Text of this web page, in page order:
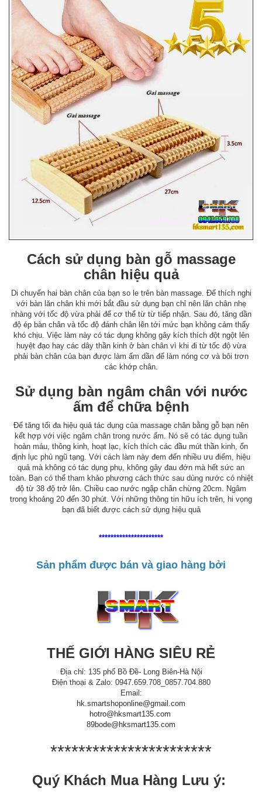
Cách sử dụng bàn gỗ massage
chân hiệu quả
Di chuyển hai bàn chân của bạn so le trên bàn massage. Để thích nghi
với bàn lăn chân khi mới bắt đầu sử dụng bạn chỉ nên lăn chân nhẹ
nhàng với tốc độ vừa phải để cơ thể từ từ tiếp nhận. Sau đó, tăng dần
độ ép bàn chân và tốc độ đánh chân lên tới mức bạn không cảm thấy
khó chịu. Việc làm này có tác dụng không gây kích thích đột ngột lên
huyệt đạo hay các dây thần kinh ở bàn chân vì khi đi từ tốc độ vừa
phải bàn chân của bạn được làm ấm dần để làm nóng cơ và bôi trơn
các khớp chân.
Sử dụng bàn ngâm chân với nước
ấm để chữa bệnh
Để tăng tối đa hiệu quả tác dụng của massage chân bằng gỗ bạn nên
kết hợp với việc ngâm chân trong nước ấm. Nó sẽ có tác dụng tuần
hoàn máu, thông kinh, hoạt lạc, kích thích các đầu mút thần kinh, ổn
định lục phủ ngũ tạng. Với cách làm này đem đến nhiều ưu điểm, hiệu
quả mà không có tác dụng phụ, không gây đau đớn mà hết sức an
toàn. Bạn có thể tham khảo phương cách thức sau dùng nước có nhiệt
độ từ 38 độ trở lên. Chiều cao nước ngập chân chừng 20cm. Ngâm
trong khoảng 20 đến 30 phút. Với những thông tin hữu ích trên, hi vọng
bạn đã biết được cách sử dụng hiệu quả
**********************
Sản phẩm được bán và giao hàng bởi
THẾ GIỚI HÀNG SIÊU RẺ
Địa chỉ: 135 phố Bồ Đề- Long Biên-Hà Nội
Điện thoại & Zalo: 0947.659.708_0857.704.880
Email:
hk.smartshoponline@gmail.com
hotro@hksmart135.com
89bode@hksmart135.com
***********************
Quý Khách Mua Hàng Lưu ý: